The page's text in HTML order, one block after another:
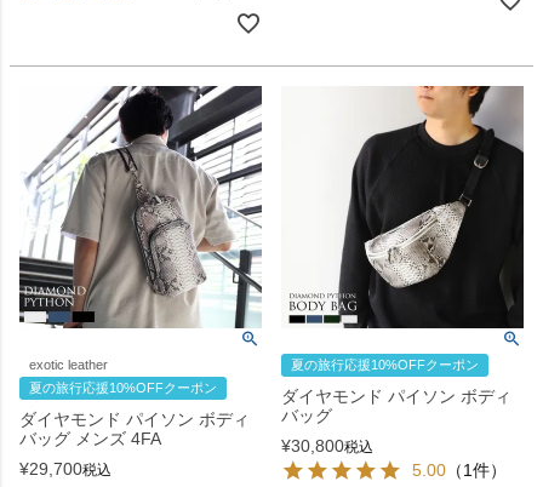
exotic leather
夏の旅行応援10%OFFクーポン
ダイヤモンド パイソン ボディ
バッグ メンズ 4FA
¥29,700税込
夏の旅行応援10%OFFクーポン
ダイヤモンド パイソン ボディ
バッグ
¥30,800税込
5.00 （1件）